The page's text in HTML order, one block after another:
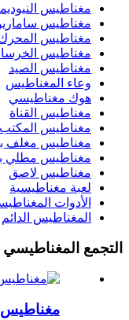
مغناطيس
مغناطيس
مغناطيس
مغناطيس
مغناطيس الصيد
وعاء المغناطيس
هوك مغناطيسي
مغناطيس القناة
مغناطيس المكتب
مغناطيس مغلف
مغناطيس مطلي
مغناطيس لاصق
لعبة مغناطيسية
الأدوات
المغناطيس الدائم
التجمع المغناطيسي
مغناطيس